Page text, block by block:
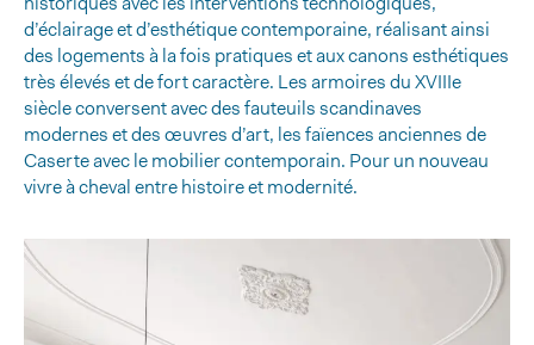
d’éclairage et d’esthétique contemporaine, réalisant ainsi
des logements à la fois pratiques et aux canons esthétiques
très élevés et de fort caractère. Les armoires du XVIIIe
siècle conversent avec des fauteuils scandinaves
modernes et des œuvres d’art, les faïences anciennes de
Caserte avec le mobilier contemporain. Pour un nouveau
vivre à cheval entre histoire et modernité.